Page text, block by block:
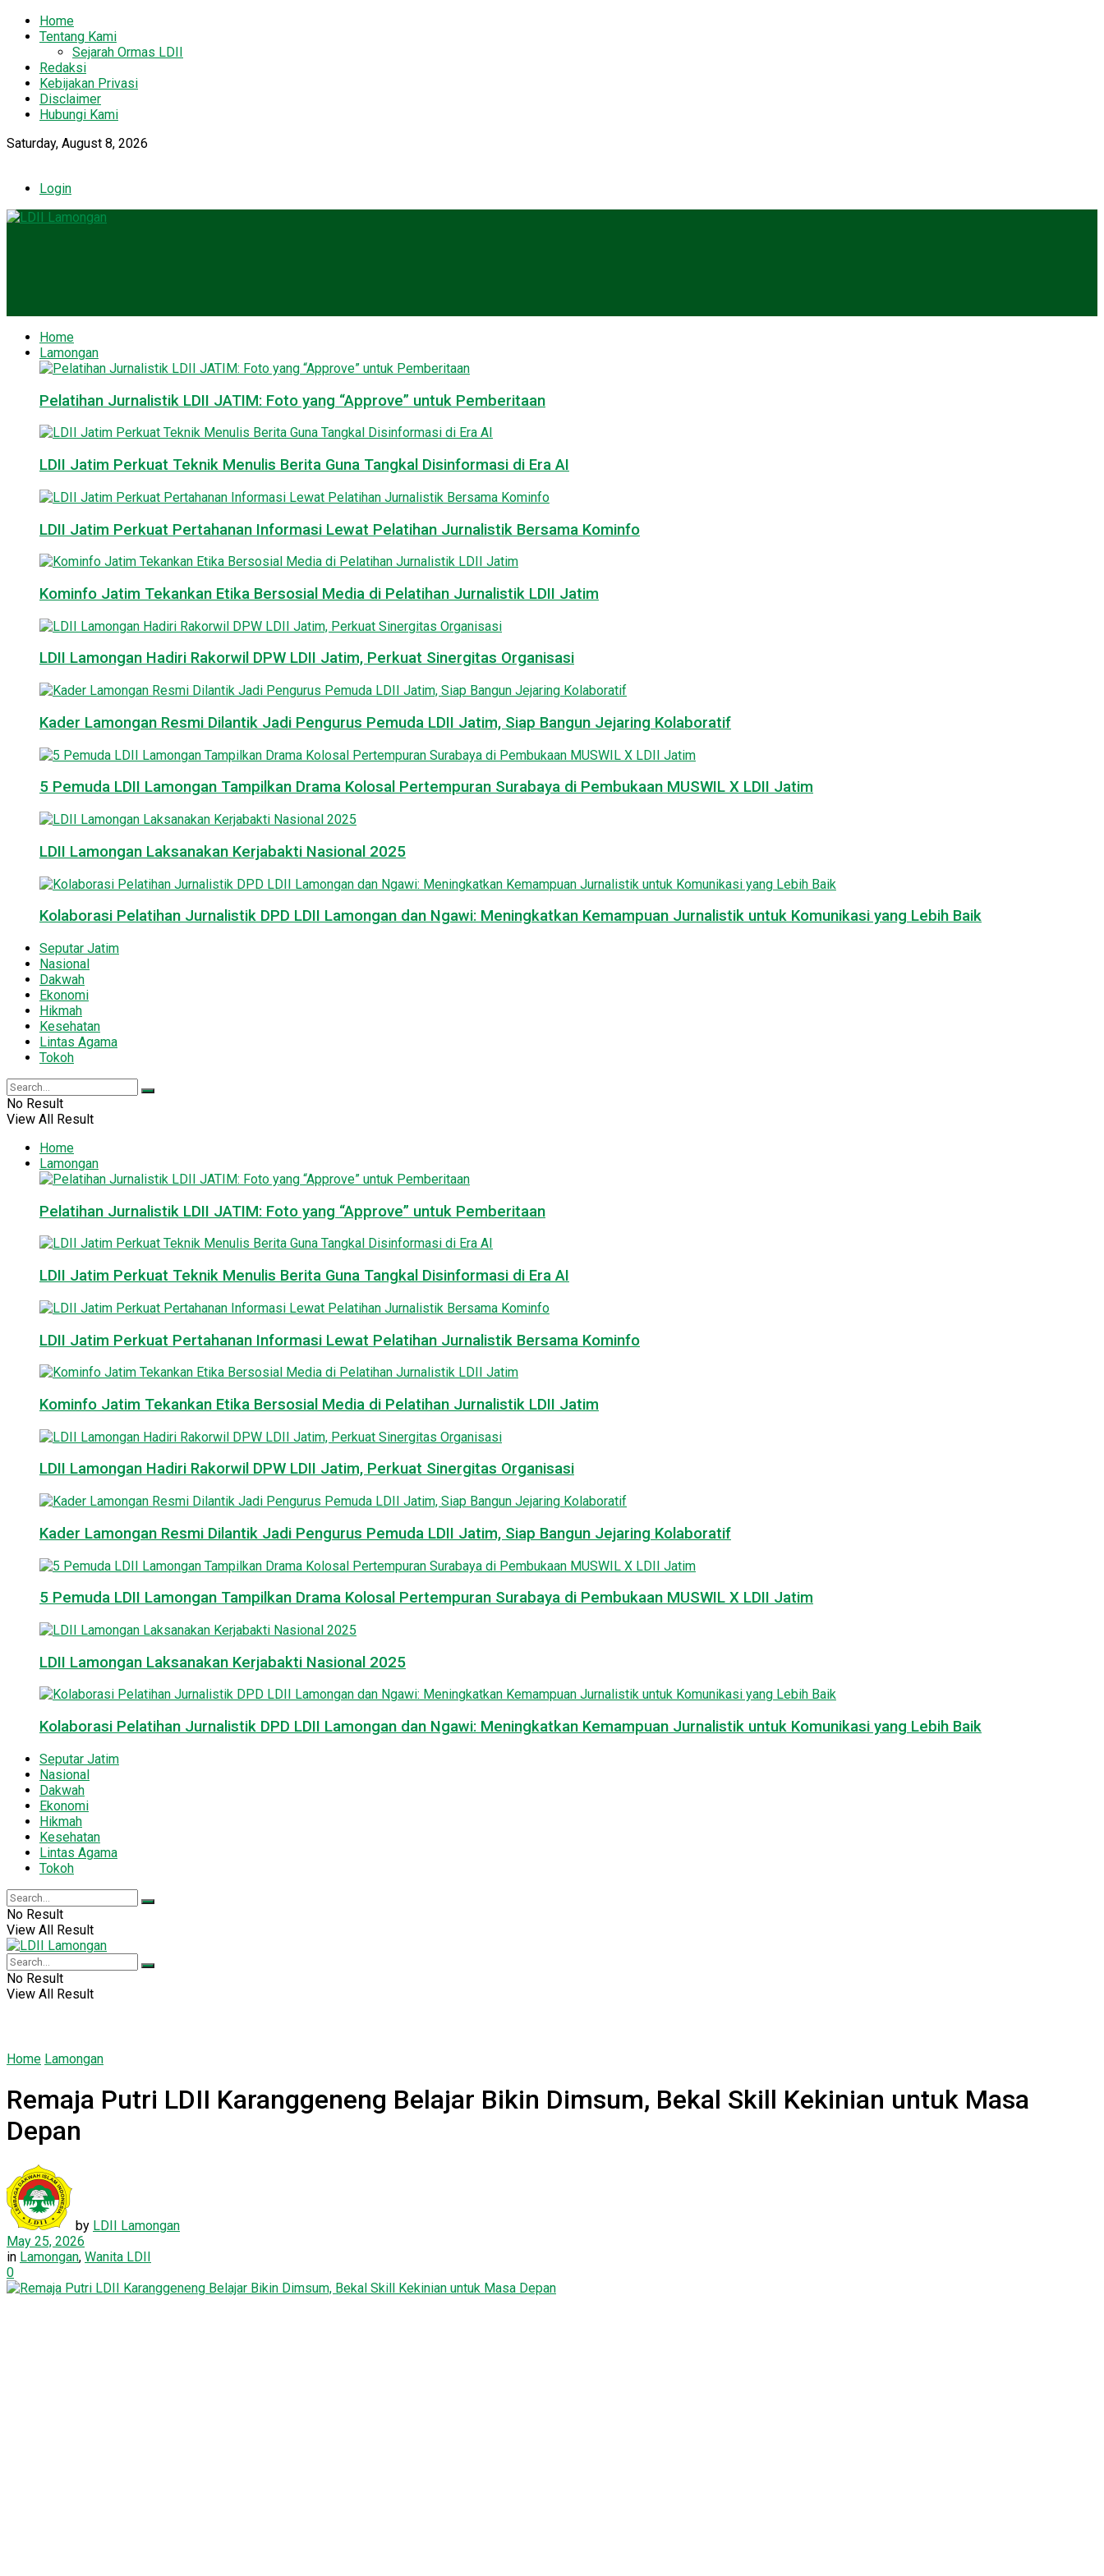
Home
Tentang Kami
Sejarah Ormas LDII
Redaksi
Kebijakan Privasi
Disclaimer
Hubungi Kami
Saturday, August 8, 2026
Login
Home
Lamongan
Pelatihan Jurnalistik LDII JATIM: Foto yang “Approve” untuk Pemberitaan
LDII Jatim Perkuat Teknik Menulis Berita Guna Tangkal Disinformasi di Era AI
LDII Jatim Perkuat Pertahanan Informasi Lewat Pelatihan Jurnalistik Bersama Kominfo
Kominfo Jatim Tekankan Etika Bersosial Media di Pelatihan Jurnalistik LDII Jatim
LDII Lamongan Hadiri Rakorwil DPW LDII Jatim, Perkuat Sinergitas Organisasi
Kader Lamongan Resmi Dilantik Jadi Pengurus Pemuda LDII Jatim, Siap Bangun Jejaring Kolaboratif
5 Pemuda LDII Lamongan Tampilkan Drama Kolosal Pertempuran Surabaya di Pembukaan MUSWIL X LDII Jatim
LDII Lamongan Laksanakan Kerjabakti Nasional 2025
Kolaborasi Pelatihan Jurnalistik DPD LDII Lamongan dan Ngawi: Meningkatkan Kemampuan Jurnalistik untuk Komunikasi yang Lebih Baik
Seputar Jatim
Nasional
Dakwah
Ekonomi
Hikmah
Kesehatan
Lintas Agama
Tokoh
No Result
View All Result
Home
Lamongan
Pelatihan Jurnalistik LDII JATIM: Foto yang “Approve” untuk Pemberitaan
LDII Jatim Perkuat Teknik Menulis Berita Guna Tangkal Disinformasi di Era AI
LDII Jatim Perkuat Pertahanan Informasi Lewat Pelatihan Jurnalistik Bersama Kominfo
Kominfo Jatim Tekankan Etika Bersosial Media di Pelatihan Jurnalistik LDII Jatim
LDII Lamongan Hadiri Rakorwil DPW LDII Jatim, Perkuat Sinergitas Organisasi
Kader Lamongan Resmi Dilantik Jadi Pengurus Pemuda LDII Jatim, Siap Bangun Jejaring Kolaboratif
5 Pemuda LDII Lamongan Tampilkan Drama Kolosal Pertempuran Surabaya di Pembukaan MUSWIL X LDII Jatim
LDII Lamongan Laksanakan Kerjabakti Nasional 2025
Kolaborasi Pelatihan Jurnalistik DPD LDII Lamongan dan Ngawi: Meningkatkan Kemampuan Jurnalistik untuk Komunikasi yang Lebih Baik
Seputar Jatim
Nasional
Dakwah
Ekonomi
Hikmah
Kesehatan
Lintas Agama
Tokoh
No Result
View All Result
No Result
View All Result
Home Lamongan
Remaja Putri LDII Karanggeneng Belajar Bikin Dimsum, Bekal Skill Kekinian untuk Masa
Depan
by LDII Lamongan
May 25, 2026
in Lamongan, Wanita LDII
0